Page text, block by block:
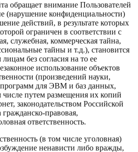
обращает внимание Пользователей
(нарушение конфиденциальности)
действий, в результате которых
ограничен в соответствии с
служебная, коммерческая тайна,
тайны и т.д.), становится
без согласия на то ее
использование объектов
(произведений науки,
программ для ЭВМ и баз данных,
путем размещения их копий
законодательством Российской
правовая,
ответственность.
(в том числе уголовная)
ненависти либо вражды,